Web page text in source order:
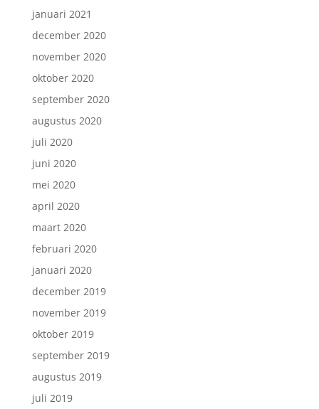
januari 2021
december 2020
november 2020
oktober 2020
september 2020
augustus 2020
juli 2020
juni 2020
mei 2020
april 2020
maart 2020
februari 2020
januari 2020
december 2019
november 2019
oktober 2019
september 2019
augustus 2019
juli 2019